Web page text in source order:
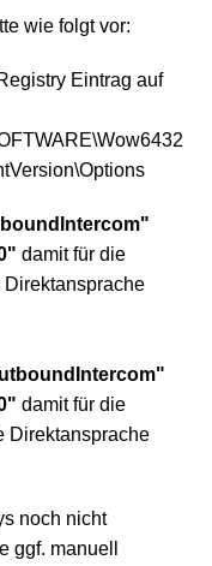
wie folgt vor:
Eintrag auf
damit für die
damit für die
Direktansprache
noch nicht
ggf. manuell